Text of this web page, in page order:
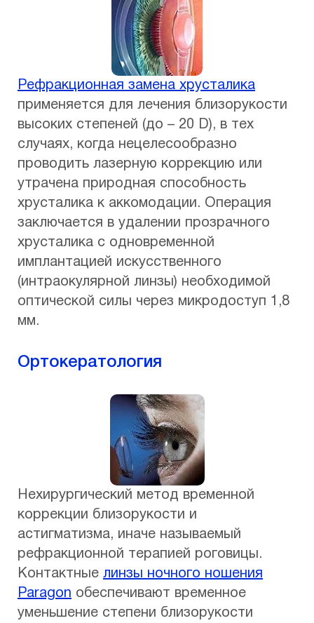
Рефракционная замена хрусталика
применяется для лечения близорукости
высоких степеней (до – 20 D), в тех
случаях, когда нецелесообразно
проводить лазерную коррекцию или
утрачена природная способность
хрусталика к аккомодации. Операция
заключается в удалении прозрачного
хрусталика с одновременной
имплантацией искусственного
(интраокулярной линзы) необходимой
оптической силы через микродоступ 1,8
мм.
Ортокератология
Нехирургический метод временной
коррекции близорукости и
астигматизма, иначе называемый
рефракционной терапией роговицы.
Контактные линзы ночного ношения
Paragon обеспечивают временное
уменьшение степени близорукости